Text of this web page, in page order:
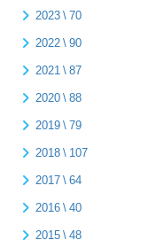
2023 \ 70
2022 \ 90
2021 \ 87
2020 \ 88
2019 \ 79
2018 \ 107
2017 \ 64
2016 \ 40
2015 \ 48